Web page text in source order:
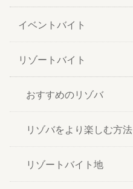
イベントバイト
リゾートバイト
おすすめのリゾバ
リゾバをより楽しむ方法
リゾートバイト地